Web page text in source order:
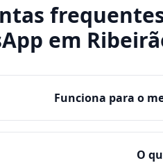
em
Funciona para o
O